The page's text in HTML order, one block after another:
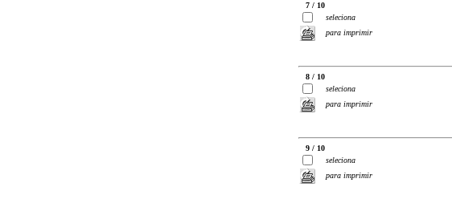
7 / 10
seleciona
para imprimir
8 / 10
seleciona
para imprimir
9 / 10
seleciona
para imprimir